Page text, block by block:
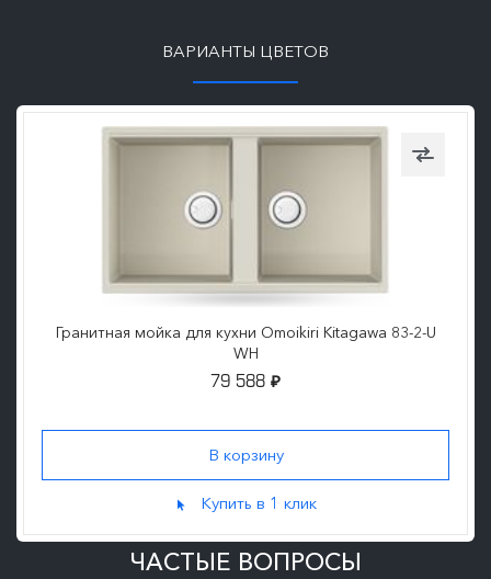
ВАРИАНТЫ ЦВЕТОВ
Гранитная мойка для кухни Omoikiri Kitagawa 83-2-U
WH
79 588 ₽
Купить в 1 клик
ЧАСТЫЕ ВОПРОСЫ